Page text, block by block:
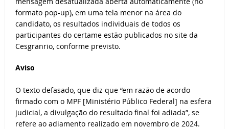
formato pop-up), em uma tela menor na área do
candidato, os resultados individuais de todos os
participantes do certame estão publicados no site da
Cesgranrio, conforme previsto.
Aviso
O texto defasado, que diz que “em razão de acordo
firmado com o MPF [Ministério Público Federal] na esfera
judicial, a divulgação do resultado final foi adiada”, se
refere ao adiamento realizado em novembro de 2024.